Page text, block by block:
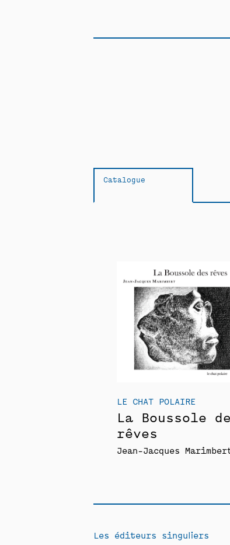
Catalogue
LE CHAT POLAIRE
La Boussole
rêves
Jean-Jacques
Les éditeurs singuliers